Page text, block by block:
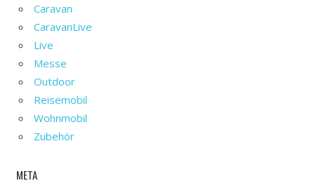
Caravan
CaravanLive
Live
Messe
Outdoor
Reisemobil
Wohnmobil
Zubehör
META